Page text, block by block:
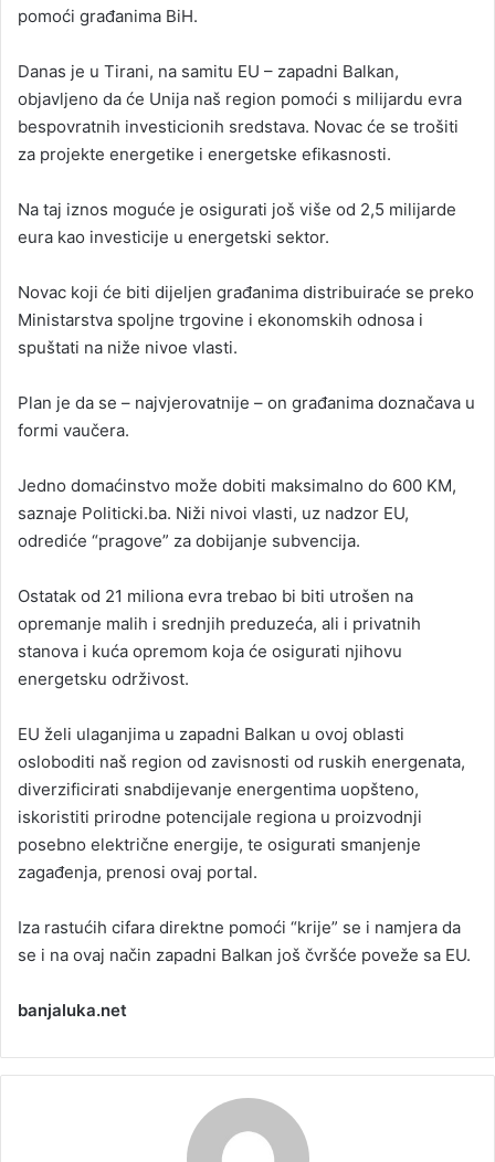
pomoći građanima BiH.
Danas je u Tirani, na samitu EU – zapadni Balkan,
objavljeno da će Unija naš region pomoći s milijardu evra
bespovratnih investicionih sredstava. Novac će se trošiti
za projekte energetike i energetske efikasnosti.
Na taj iznos moguće je osigurati još više od 2,5 milijarde
eura kao investicije u energetski sektor.
Novac koji će biti dijeljen građanima distribuiraće se preko
Ministarstva spoljne trgovine i ekonomskih odnosa i
spuštati na niže nivoe vlasti.
Plan je da se – najvjerovatnije – on građanima doznačava u
formi vaučera.
Jedno domaćinstvo može dobiti maksimalno do 600 KM,
saznaje Politicki.ba. Niži nivoi vlasti, uz nadzor EU,
odrediće “pragove” za dobijanje subvencija.
Ostatak od 21 miliona evra trebao bi biti utrošen na
opremanje malih i srednjih preduzeća, ali i privatnih
stanova i kuća opremom koja će osigurati njihovu
energetsku održivost.
EU želi ulaganjima u zapadni Balkan u ovoj oblasti
osloboditi naš region od zavisnosti od ruskih energenata,
diverzificirati snabdijevanje energentima uopšteno,
iskoristiti prirodne potencijale regiona u proizvodnji
posebno električne energije, te osigurati smanjenje
zagađenja, prenosi ovaj portal.
Iza rastućih cifara direktne pomoći “krije” se i namjera da
se i na ovaj način zapadni Balkan još čvršće poveže sa EU.
banjaluka.net